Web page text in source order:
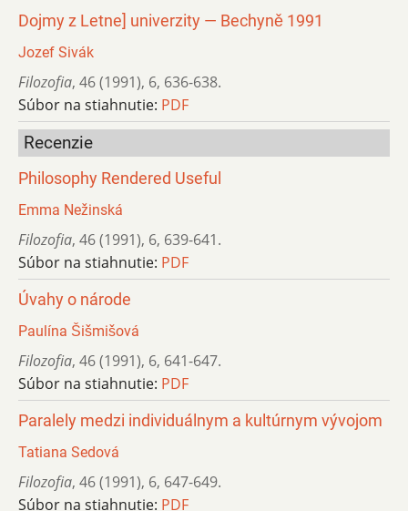
Dojmy z Letne] univerzity — Bechyně 1991
Jozef Sivák
Filozofia, 46 (1991), 6, 636-638.
Súbor na stiahnutie: PDF
Recenzie
Philosophy Rendered Useful
Emma Nežinská
Filozofia, 46 (1991), 6, 639-641.
Súbor na stiahnutie: PDF
Úvahy o národe
Paulína Šišmišová
Filozofia, 46 (1991), 6, 641-647.
Súbor na stiahnutie: PDF
Paralely medzi individuálnym a kultúrnym vývojom
Tatiana Sedová
Filozofia, 46 (1991), 6, 647-649.
Súbor na stiahnutie: PDF